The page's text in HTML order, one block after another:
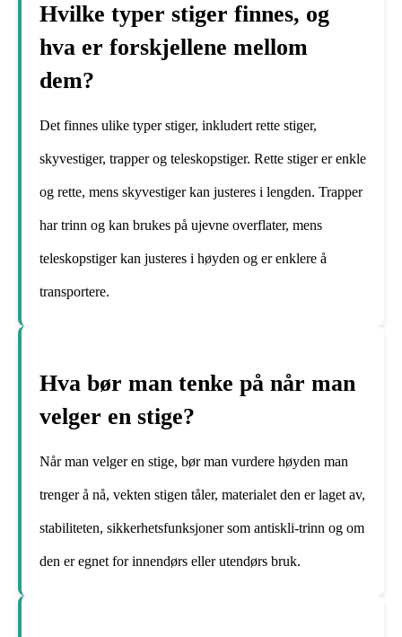
Hvilke typer stiger finnes, og
hva er forskjellene mellom
dem?
Det finnes ulike typer stiger, inkludert rette stiger,
skyvestiger, trapper og teleskopstiger. Rette stiger er enkle
og rette, mens skyvestiger kan justeres i lengden. Trapper
har trinn og kan brukes på ujevne overflater, mens
teleskopstiger kan justeres i høyden og er enklere å
transportere.
Hva bør man tenke på når man
velger en stige?
Når man velger en stige, bør man vurdere høyden man
trenger å nå, vekten stigen tåler, materialet den er laget av,
stabiliteten, sikkerhetsfunksjoner som antiskli-trinn og om
den er egnet for innendørs eller utendørs bruk.